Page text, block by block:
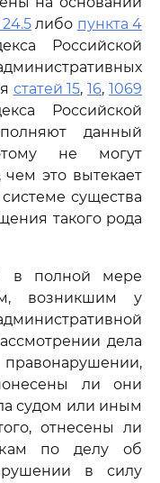
либо пункта 4
Российской
статей 15,16,1069
Российской
данный
не могут
это вытекает
существа
такого рода
в полной мере
возникшим у
дела
ли они
судом или иным
отнесены ли
по делу об
в силу